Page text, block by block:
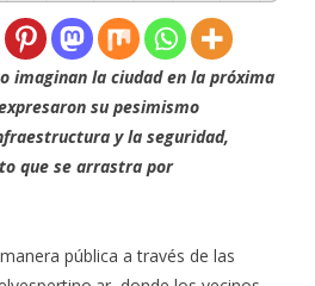
imaginan la ciudad en la próxima
su pesimismo
y la seguridad,
que se arrastra por
pública a través de las